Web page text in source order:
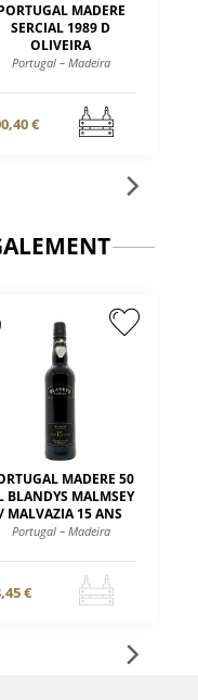
MADERE
SERCIAL 1989 D
OLIVEIRA
Portugal – Madeira
€
MADERE 50
BLANDYS MALMSEY
/ MALVAZIA 15 ANS
Portugal – Madeira
€